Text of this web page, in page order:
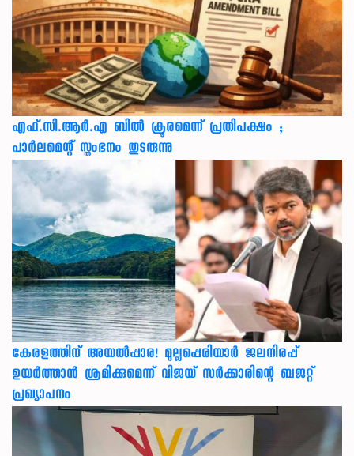
എഫ്.സി.ആർ.എ ബിൽ ക്രൂരമെന്ന് പ്രതിപക്ഷം ;
പാർലമെന്റ് സ്തംഭനം തുടരുന്നു
കേരളത്തിന് അ‌യൽപ്പാര! മുല്ലപ്പെരിയാർ ജലനിരപ്പ്
ഉയർത്താൻ ശ്രമിക്കുമെന്ന് വിജയ് സർക്കാരിന്റെ ബജറ്റ്
പ്രഖ്യാപനം